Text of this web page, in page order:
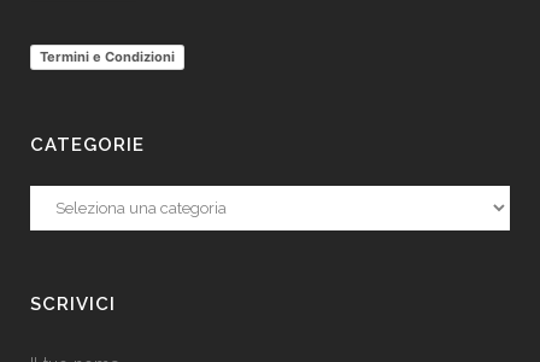
Termini e Condizioni
CATEGORIE
Categorie
SCRIVICI